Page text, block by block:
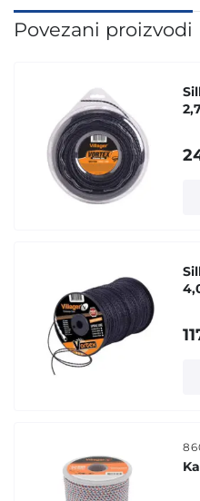
Povezani proizvodi